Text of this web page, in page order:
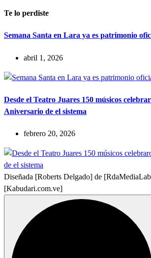
Te lo perdiste
Semana Santa en Lara ya es patrimonio
abril 1, 2026
Desde el Teatro Juares 150 músicos
Aniversario de el sistema
febrero 20, 2026
Diseñada [Roberts Delgado] de
[Kabudari.com.ve]